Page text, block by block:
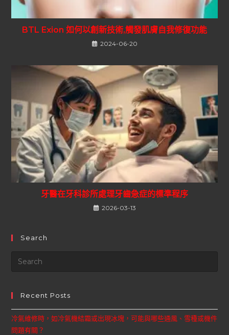
BTL Exion 如何以創新技術,觸發肌膚自我修復功能
2024-06-20
牙醫在牙科診所處理牙齒急症的標準程序
2026-03-13
Search
Recent Posts
冷氣維修時，如冷氣機結霜或出現冰塊，可能與哪些通風、雪種或機件
問題有關？